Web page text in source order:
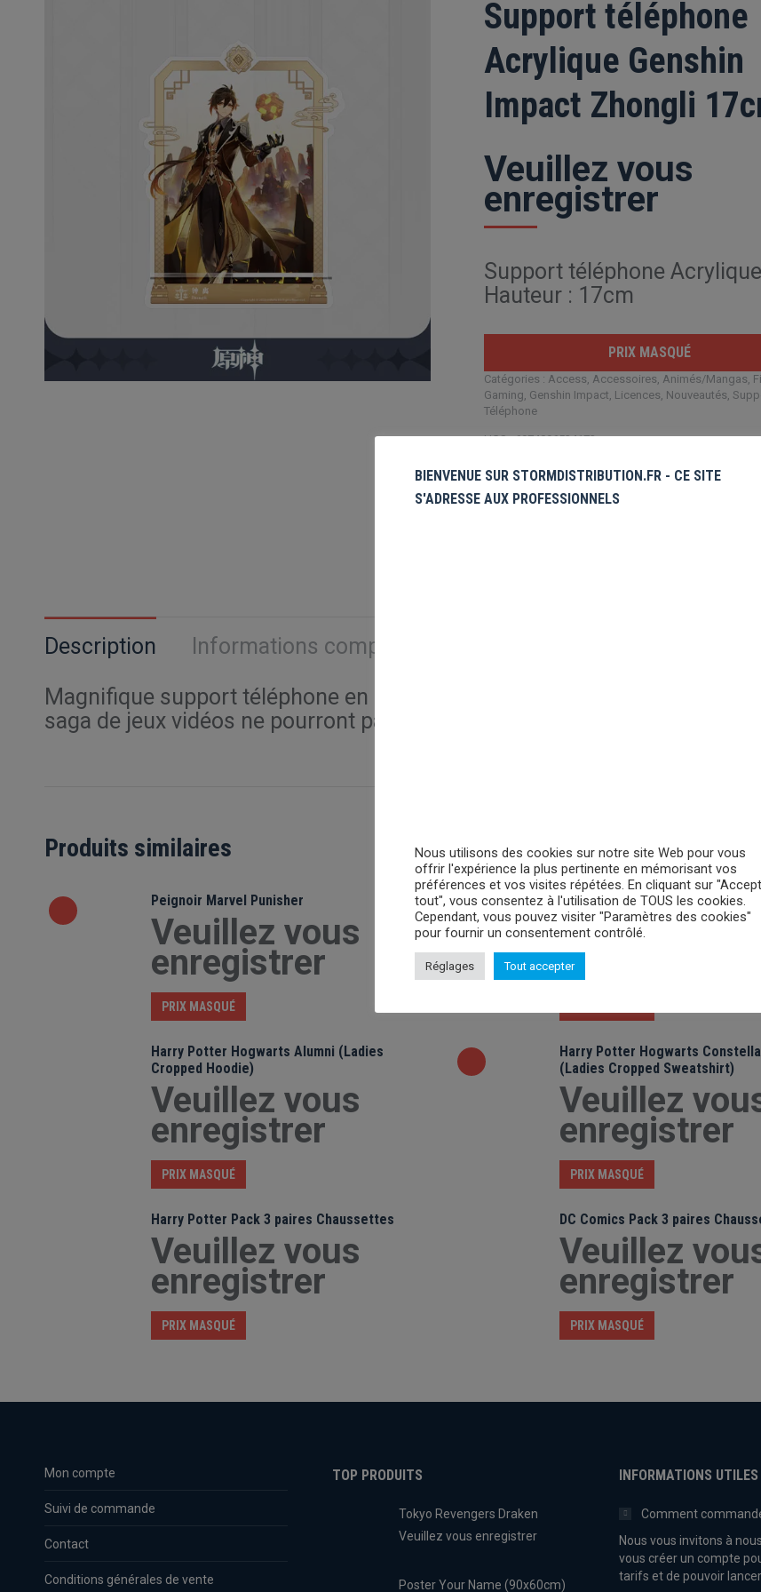
Support téléphone
Acrylique Genshin
Impact Zhongli
Veuillez vous
enregistrer
Support téléphone
Hauteur : 17cm
PRIX MASQUÉ
Catégories : Access, Accessoires, Animés/Mangas,
Gaming, Genshin Impact, Licences, Nouveautés,
Téléphone
UGS :6974096534173
Description Informations complémentaires
Magnifique support téléphone en acrylique; Hauteur 17 cm. Les fans de la
saga de jeux vidéos ne pourront pas y résister!
Produits similaires
Peignoir Marvel Punisher
Veuillez vous
enregistrer
PRIX MASQUÉ
Pack Chaussettes Disney Villains
Veuillez vous
enregistrer
Harry Potter Hogwarts Alumni (Ladies
Cropped Hoodie)
Veuillez vous
enregistrer
PRIX MASQUÉ
Harry Potter Hogwarts
(Ladies Cropped Sweatshirt)
Veuillez
enregistrer
PRIX MASQUÉ
Harry Potter Pack 3 paires Chaussettes
Veuillez vous
enregistrer
PRIX MASQUÉ
DC Comics Pack 3 paires
Veuillez
enregistrer
PRIX MASQUÉ
Mon compte
Suivi de commande
Contact
Conditions générales de vente
TOP PRODUITS
Tokyo Revengers Draken
Veuillez vous enregistrer
Poster Your Name (90x60cm)
INFORMATIONS UTILES
Comment
Nous vous invitons à
vous créer un compte
tarifs et de pouvoir
BIENVENUE SUR STORMDISTRIBUTION.FR - CE SITE
S'ADRESSE AUX PROFESSIONNELS
Nous utilisons des cookies sur notre site Web pour vous
offrir l'expérience la plus pertinente en mémorisant vos
préférences et vos visites répétées. En cliquant sur
tout", vous consentez à l'utilisation de TOUS les cookies.
Cependant, vous pouvez visiter "Paramètres des cookies"
pour fournir un consentement contrôlé.
Réglages Tout accepter